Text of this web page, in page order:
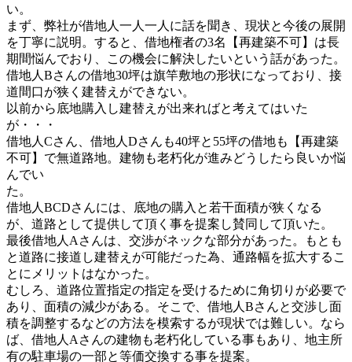
い。
まず、弊社が借地人一人一人に話を聞き、現状と今後の展開
を丁寧に説明。すると、借地権者の3名【再建築不可】は長
期間悩んでおり、この機会に解決したいという話があった。
借地人Bさんの借地30坪は旗竿敷地の形状になっており、接
道間口が狭く建替えができない。
以前から底地購入し建替えが出来ればと考えてはいた
が・・・
借地人Cさん、借地人Dさんも40坪と55坪の借地も【再建築
不可】で無道路地。建物も老朽化が進みどうしたら良いか悩
んでい
た
借地人BCDさんには、底地の購入と若干面積が狭くなる
が、道路として提供して頂く事を提案し賛同して頂いた。
最後借地人Aさんは、交渉がネックな部分があった。もとも
と道路に接道し建替えが可能だった為、通路幅を拡大するこ
とにメリットはなかった。
むしろ、道路位置指定の指定を受けるために角切りが必要で
あり、面積の減少がある。そこで、借地人Bさんと交渉し面
積を調整するなどの方法を模索するが現状では難しい。なら
ば、借地人Aさんの建物も老朽化している事もあり、地主所
有の駐車場の一部と等価交換する事を提案。